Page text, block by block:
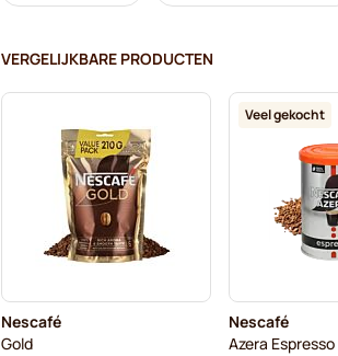
VERGELIJKBARE PRODUCTEN
Nescafé
Gold
Veel gekocht
Nescafé
Azera Espresso